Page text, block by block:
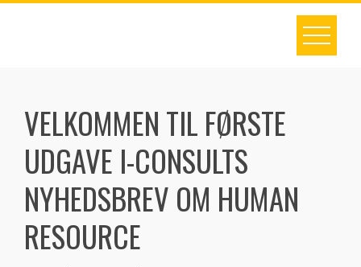
Skip
VELKOMMEN TIL FØRSTE
UDGAVE I-CONSULTS
NYHEDSBREV OM HUMAN
RESOURCE